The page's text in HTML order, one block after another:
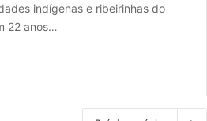
indígenas e ribeirinhas do
22 anos…